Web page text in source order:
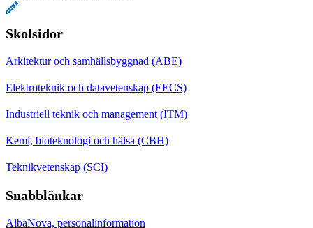
Skolsidor
Arkitektur och samhällsbyggnad (ABE)
Elektroteknik och datavetenskap (EECS)
Industriell teknik och management (ITM)
Kemi, bioteknologi och hälsa (CBH)
Teknikvetenskap (SCI)
Snabblänkar
AlbaNova, personalinformation